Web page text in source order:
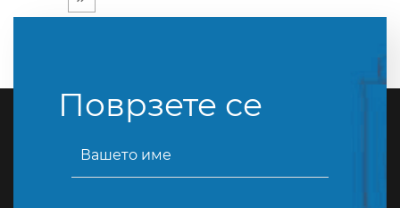
Поврзете се